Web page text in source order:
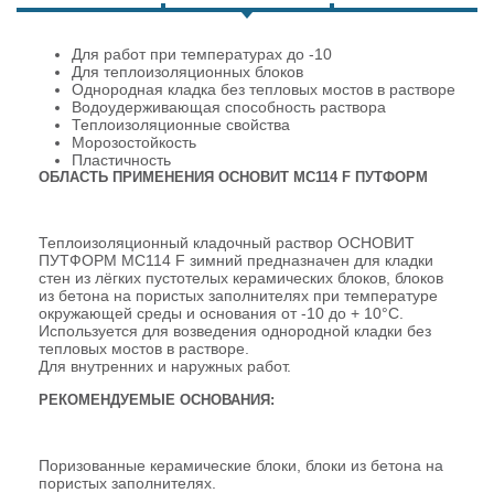
Для работ при температурах до -10
Для теплоизоляционных блоков
Однородная кладка без тепловых мостов в растворе
Водоудерживающая способность раствора
Теплоизоляционные свойства
Морозостойкость
Пластичность
ОБЛАСТЬ ПРИМЕНЕНИЯ ОСНОВИТ MC114 F ПУТФОРМ
Теплоизоляционный кладочный раствор ОСНОВИТ
ПУТФОРМ МС114 F зимний предназначен для кладки
стен из лёгких пустотелых керамических блоков, блоков
из бетона на пористых заполнителях при температуре
окружающей среды и основания от -10 до + 10°С.
Используется для возведения однородной кладки без
тепловых мостов в растворе.
Для внутренних и наружных работ.
РЕКОМЕНДУЕМЫЕ ОСНОВАНИЯ:
Поризованные керамические блоки, блоки из бетона на
пористых заполнителях.